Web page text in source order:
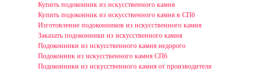
Купить подоконник из искусственного камня
Купить подоконник из искусственного камня в СПб
Изготовление подоконников из искусственного камня
Заказать подоконники из искусственного камня
Подоконники из искусственного камня недорого
Подоконник из искусственного камня СПб
Подоконники из искусственного камня от производителя